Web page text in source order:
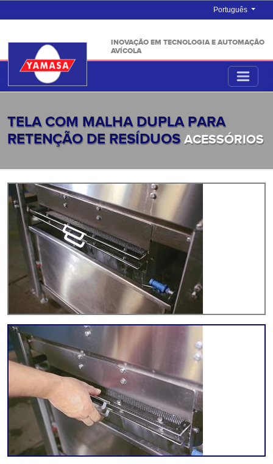
Português
INOVAÇÃO EM TECNOLOGIA E AUTOMAÇÃO
AVÍCOLA
TELA COM MALHA DUPLA PARA
RETENÇÃO DE RESÍDUOS ACESSÓRIOS